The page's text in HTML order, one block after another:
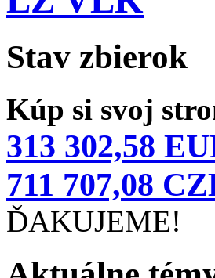
Stav zbierok
Kúp si svoj
313 302,58
711 707,08
ĎAKUJEME!